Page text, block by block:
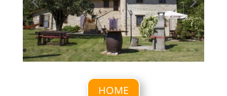
HOME